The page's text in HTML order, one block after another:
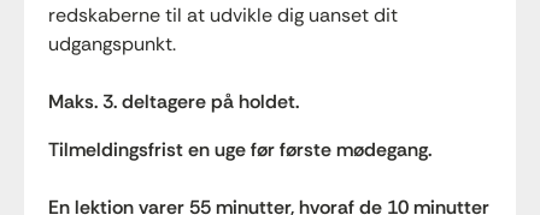
redskaberne til at udvikle dig uanset dit
udgangspunkt.
Maks. 3. deltagere på holdet.
Tilmeldingsfrist en uge før første mødegang.
En lektion varer 55 minutter, hvoraf de 10 minutter